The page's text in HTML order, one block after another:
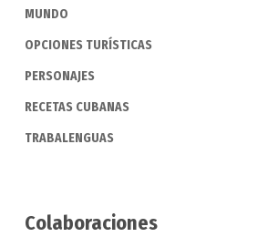
MUNDO
OPCIONES TURÍSTICAS
PERSONAJES
RECETAS CUBANAS
TRABALENGUAS
Colaboraciones